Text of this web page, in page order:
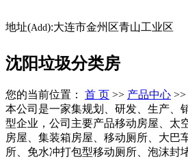
地址(Add):大连市金州区青山工业区
沈阳垃圾分类房
您的当前位置： 首 页 >> 产品中心 >>
本公司是一家集规划、研发、生产、
型企业，公司主要产品移动房屋、太
房屋、集装箱房屋、移动厕所、大巴
所、免水冲打包型移动厕所、泡沫封